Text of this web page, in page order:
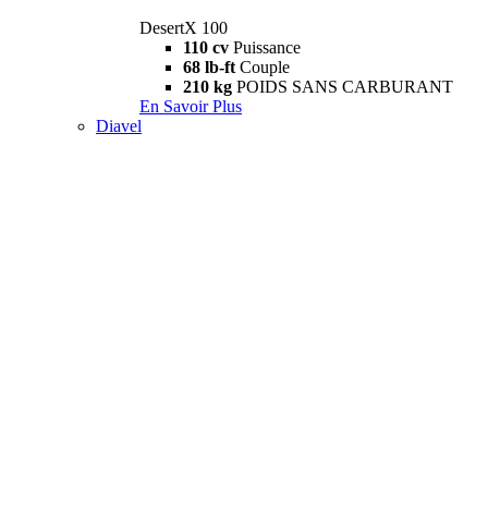
DesertX 100
110 cv Puissance
68 lb-ft Couple
210 kg POIDS SANS CARBURANT
En Savoir Plus
Diavel